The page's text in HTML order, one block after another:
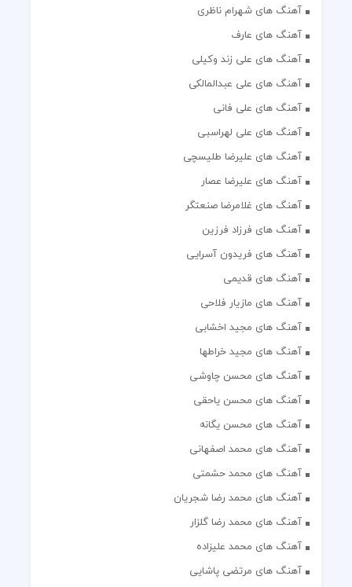
آهنگ های شهرام ناظری
آهنگ های عارف
آهنگ های علی زند وکیلی
آهنگ های علی عبدالمالکی
آهنگ های علی فانی
آهنگ های علی لهراسبی
آهنگ های علیرضا طلیسچی
آهنگ های علیرضا عصار
آهنگ های غلامرضا صنعتگر
آهنگ های فرزاد فرزین
آهنگ های فریدون آسرایی
آهنگ های قدیمی
آهنگ های مازیار فلاحی
آهنگ های مجید اخشابی
آهنگ های مجید خراطها
آهنگ های محسن چاوشی
آهنگ های محسن یاحقی
آهنگ های محسن یگانه
آهنگ های محمد اصفهانی
آهنگ های محمد حشمتی
آهنگ های محمد رضا شجریان
آهنگ های محمد رضا گلزار
آهنگ های محمد علیزاده
آهنگ های مرتضی پاشایی